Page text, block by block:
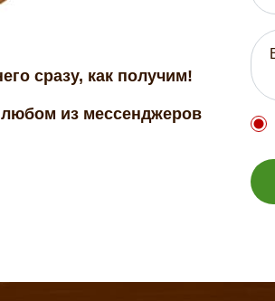
сразу, как получим!
из мессенджеров